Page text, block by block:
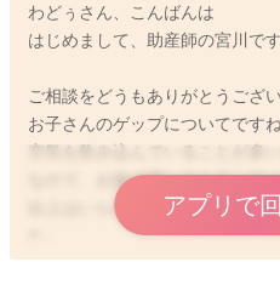
わどぅさん、こんばんは
はじめまして、助産師の宮川です
ご相談をどうもありがとうござい
お子さんのゲップについてですね
空気を飲み込んでいることが多
なので、お腹の苦しさもあって
以上はいらないとなってしまう
アプリで